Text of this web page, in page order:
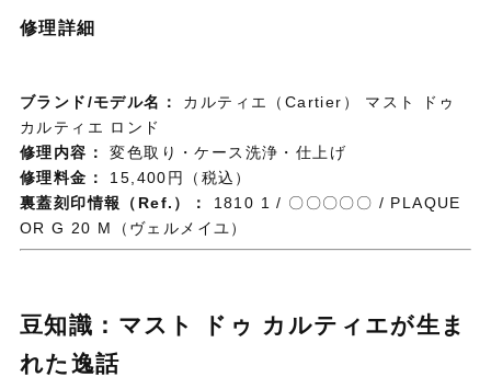
修理詳細
ブランド/モデル名：
カルティエ（Cartier） マスト ドゥ
カルティエ ロンド
修理内容：
変色取り・ケース洗浄・仕上げ
修理料金：
15,400円（税込）
裏蓋刻印情報（Ref.）：
1810 1 / 〇〇〇〇〇 / PLAQUE
OR G 20 M（ヴェルメイユ）
豆知識：マスト ドゥ カルティエが生ま
れた逸話